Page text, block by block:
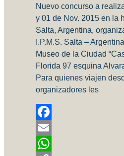
Nuevo concurso a
y 01 de Nov. 2015 en la
Salta, Argentina,
I.P.M.S. Salta –
Museo de la Ciudad
Florida 97 esquina
Para quienes viajen
organizadores les
Facebook
Email